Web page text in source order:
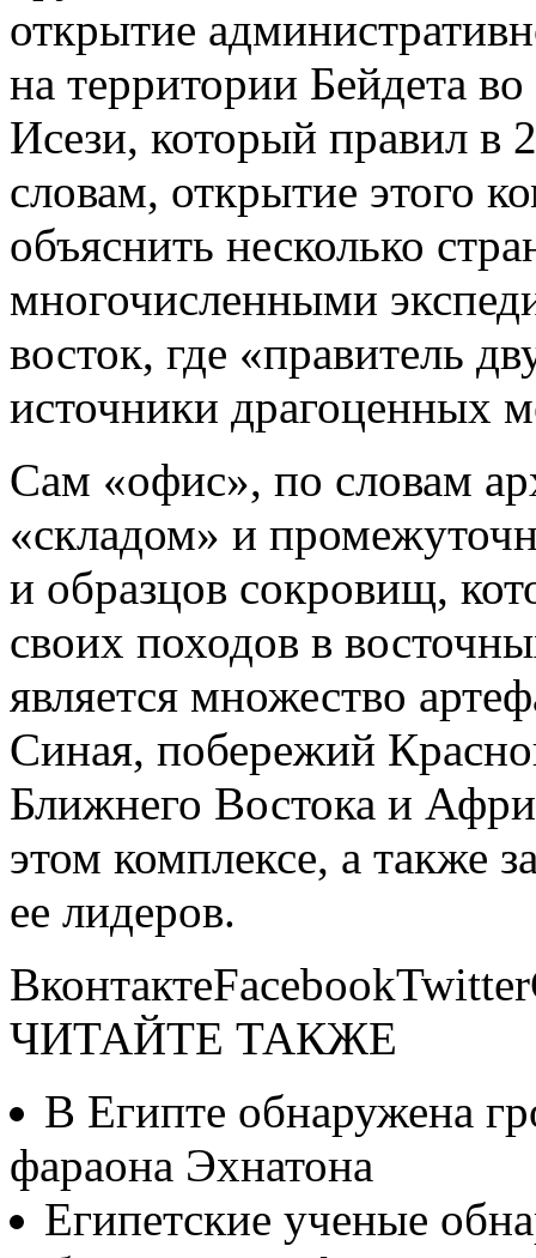
открытие
на территории Бейдета
Исези, который правил в
словам, открытие этого
объяснить несколько
многочисленными
восток, где «правитель
источники драгоценных
Сам «офис», по словам
«складом» и
и образцов сокровищ,
своих походов в
является множество
Синая, побережий
Ближнего Востока и
этом комплексе, а также
ее лидеров.
ЧИТАЙТЕ ТАКЖЕ
В Египте обнаружена
фараона Эхнатона
Египетские ученые